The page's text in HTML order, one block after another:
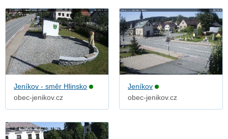
Jeníkov - směr Hlinsko
obec-jenikov.cz
Jeníkov
obec-jenikov.cz